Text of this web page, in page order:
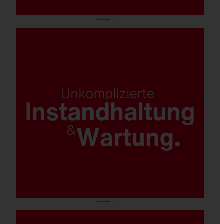
Einfacher Komponententausch am Mast;
ESD-sichere Wartung (Variante iQ, Smart-
Interface).
Werkzeuglos bedienbares
Verschlusssystem.